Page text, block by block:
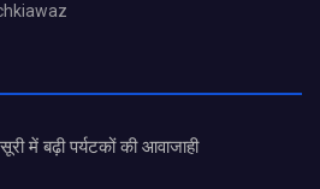
में बढ़ी पर्यटकों की आवाजाही